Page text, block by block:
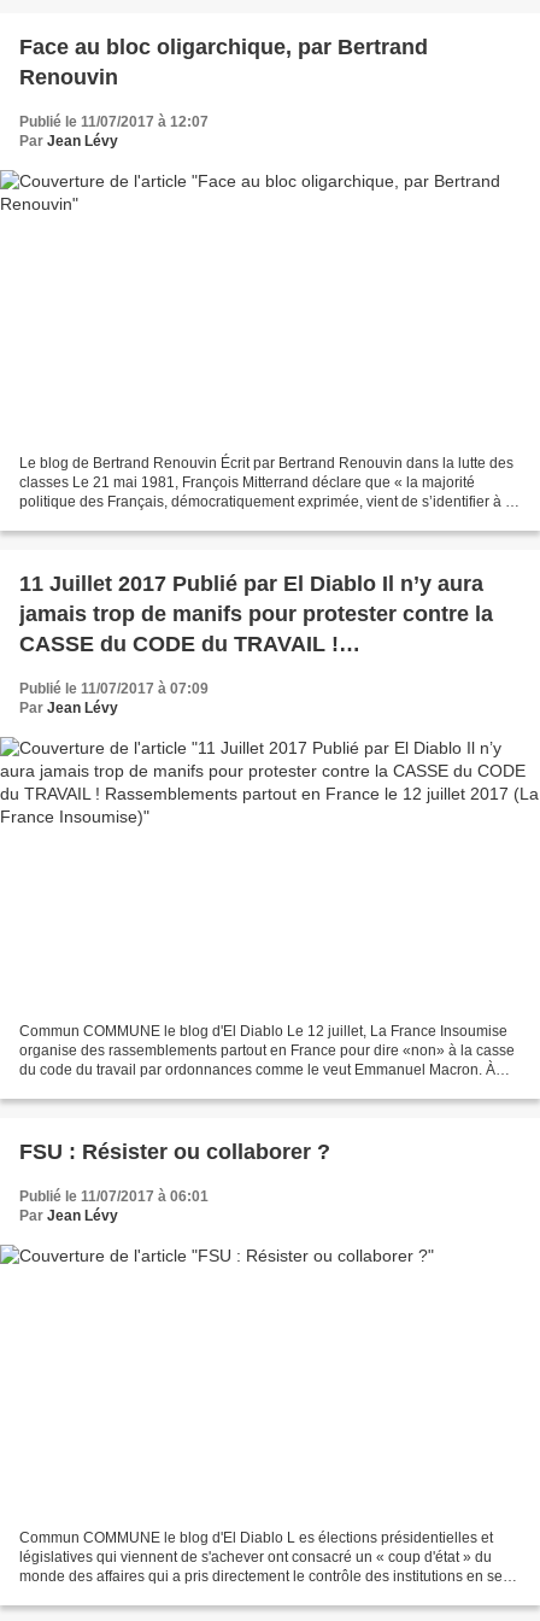
Face au bloc oligarchique, par Bertrand
Renouvin
Publié le 11/07/2017 à 12:07
Par Jean Lévy
Le blog de Bertrand Renouvin Écrit par Bertrand Renouvin dans la lutte des
classes Le 21 mai 1981, François Mitterrand déclare que « la majorité
politique des Français, démocratiquement exprimée, vient de s’identifier à sa
11 Juillet 2017 Publié par El Diablo Il n’y aura
jamais trop de manifs pour protester contre la
CASSE du CODE du TRAVAIL !
Rassemblements partout en France le 12 juillet
2017 (La France Insoumise)
Publié le 11/07/2017 à 07:09
Par Jean Lévy
Commun COMMUNE le blog d'El Diablo Le 12 juillet, La France Insoumise
organise des rassemblements partout en France pour dire «non» à la casse
du code du travail par ordonnances comme le veut Emmanuel Macron. À
FSU : Résister ou collaborer ?
Publié le 11/07/2017 à 06:01
Par Jean Lévy
Commun COMMUNE le blog d'El Diablo L es élections présidentielles et
législatives qui viennent de s'achever ont consacré un « coup d'état » du
monde des affaires qui a pris directement le contrôle des institutions en se